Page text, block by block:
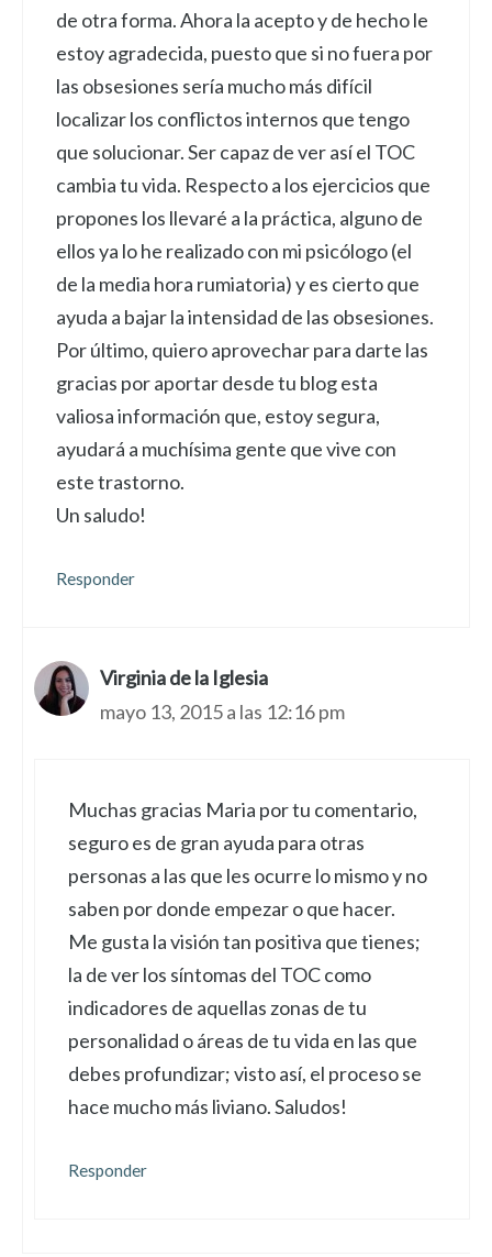
de otra forma. Ahora la acepto y de hecho le
estoy agradecida, puesto que si no fuera por
las obsesiones sería mucho más difícil
localizar los conflictos internos que tengo
que solucionar. Ser capaz de ver así el TOC
cambia tu vida. Respecto a los ejercicios que
propones los llevaré a la práctica, alguno de
ellos ya lo he realizado con mi psicólogo (el
de la media hora rumiatoria) y es cierto que
ayuda a bajar la intensidad de las obsesiones.
Por último, quiero aprovechar para darte las
gracias por aportar desde tu blog esta
valiosa información que, estoy segura,
ayudará a muchísima gente que vive con
este trastorno.
Un saludo!
Responder
Virginia de la Iglesia
mayo 13, 2015 a las 12:16 pm
Muchas gracias Maria por tu comentario,
seguro es de gran ayuda para otras
personas a las que les ocurre lo mismo y no
saben por donde empezar o que hacer.
Me gusta la visión tan positiva que tienes;
la de ver los síntomas del TOC como
indicadores de aquellas zonas de tu
personalidad o áreas de tu vida en las que
debes profundizar; visto así, el proceso se
hace mucho más liviano. Saludos!
Responder